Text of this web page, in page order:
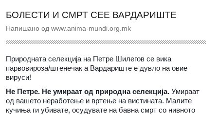
БОЛЕСТИ И СМРТ СЕЕ ВАРДАРИШТЕ
Напишано од www.anima-mundi.org.mk
Природната селекција на Петре Шилегов се вика
парвовироза/штенечак а Вардариште е дувло на овие
вируси!
Не Петре. Не умираат од природна селекција. Умираат
од вашето неработење и вртење на вистината. Малите
кучиња ги убивате, осудувате на бавна смрт со нивното